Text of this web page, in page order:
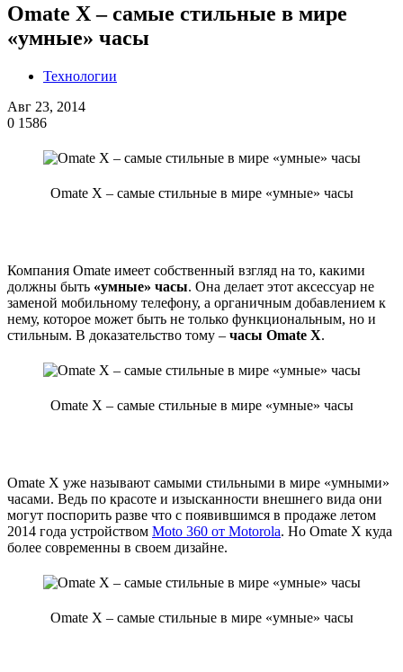
Omate X – самые стильные в мире
«умные» часы
Технологии
Авг 23, 2014
0 1586
Omate X – самые стильные в мире «умные» часы
Компания Omate имеет собственный взгляд на то, какими
должны быть «умные» часы. Она делает этот аксессуар не
заменой мобильному телефону, а органичным добавлением к
нему, которое может быть не только функциональным, но и
стильным. В доказательство тому – часы Omate X.
Omate X – самые стильные в мире «умные» часы
Omate X уже называют самыми стильными в мире «умными»
часами. Ведь по красоте и изысканности внешнего вида они
могут поспорить разве что с появившимся в продаже летом
2014 года устройством Moto 360 от Motorola. Но Omate X куда
более современны в своем дизайне.
Omate X – самые стильные в мире «умные» часы